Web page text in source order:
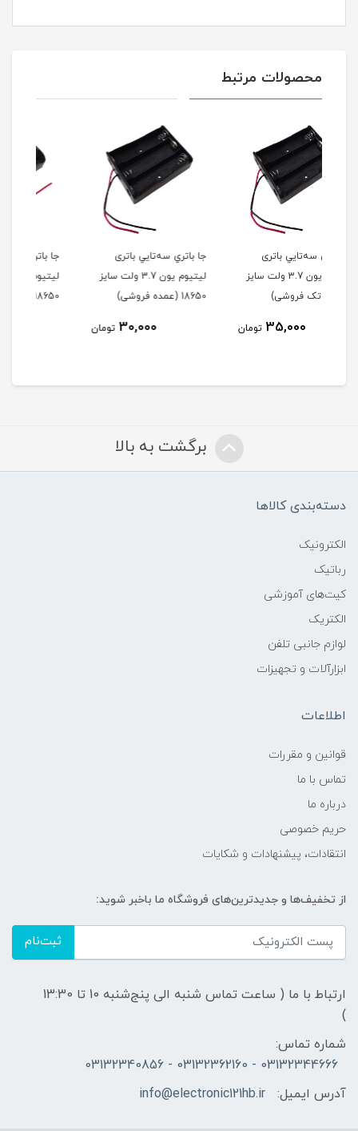
محصولات مرتبط
جا باتري سه‌تايي باتری
لیتیوم یون 3.7 ولت سایز
18650 (عمده فروشی)
30,000
جا باتري دوتايي باتری
لیتیوم یون 3.7 ولت سایز
18650 (تک فروشی)
25,000
برگشت به بالا
دسته‌بندی کالاها
الکترونیک
رباتیک
کیت‌های آموزشی
الکتریک
لوازم جانبی تلفن
ابزارآلات و تجهیزات
اطلاعات
قوانين و مقررات
تماس با ما
درباره ما
حریم خصوصی
انتقادات، پیشنهادات و شکایات
از تخفیف‌ها و جدیدترین‌های فروشگاه ما باخبر شوید:
ثبت‌نام
ارتباط با ما ( ساعت تماس شنبه الی پنج‌شنبه 10 تا 13:30
)
شماره تماس:
03132344666 - 03132362160 - 03132340856
آدرس ایمیل:
info@electronic121hb.ir